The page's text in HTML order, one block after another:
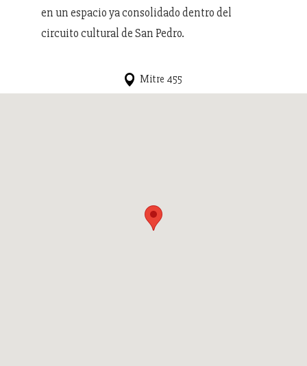
en un espacio ya consolidado dentro del
circuito cultural de San Pedro.
Mitre 455